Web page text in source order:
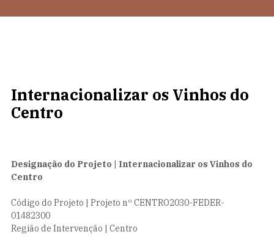
Internacionalizar os Vinhos do
Centro
Designação do Projeto | Internacionalizar os Vinhos do
Centro
Código do Projeto | Projeto nº CENTRO2030-FEDER-
01482300
Região de Intervenção | Centro